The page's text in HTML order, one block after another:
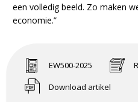
een volledig beeld. Zo maken
economie.”
EW500-2025
Download artikel